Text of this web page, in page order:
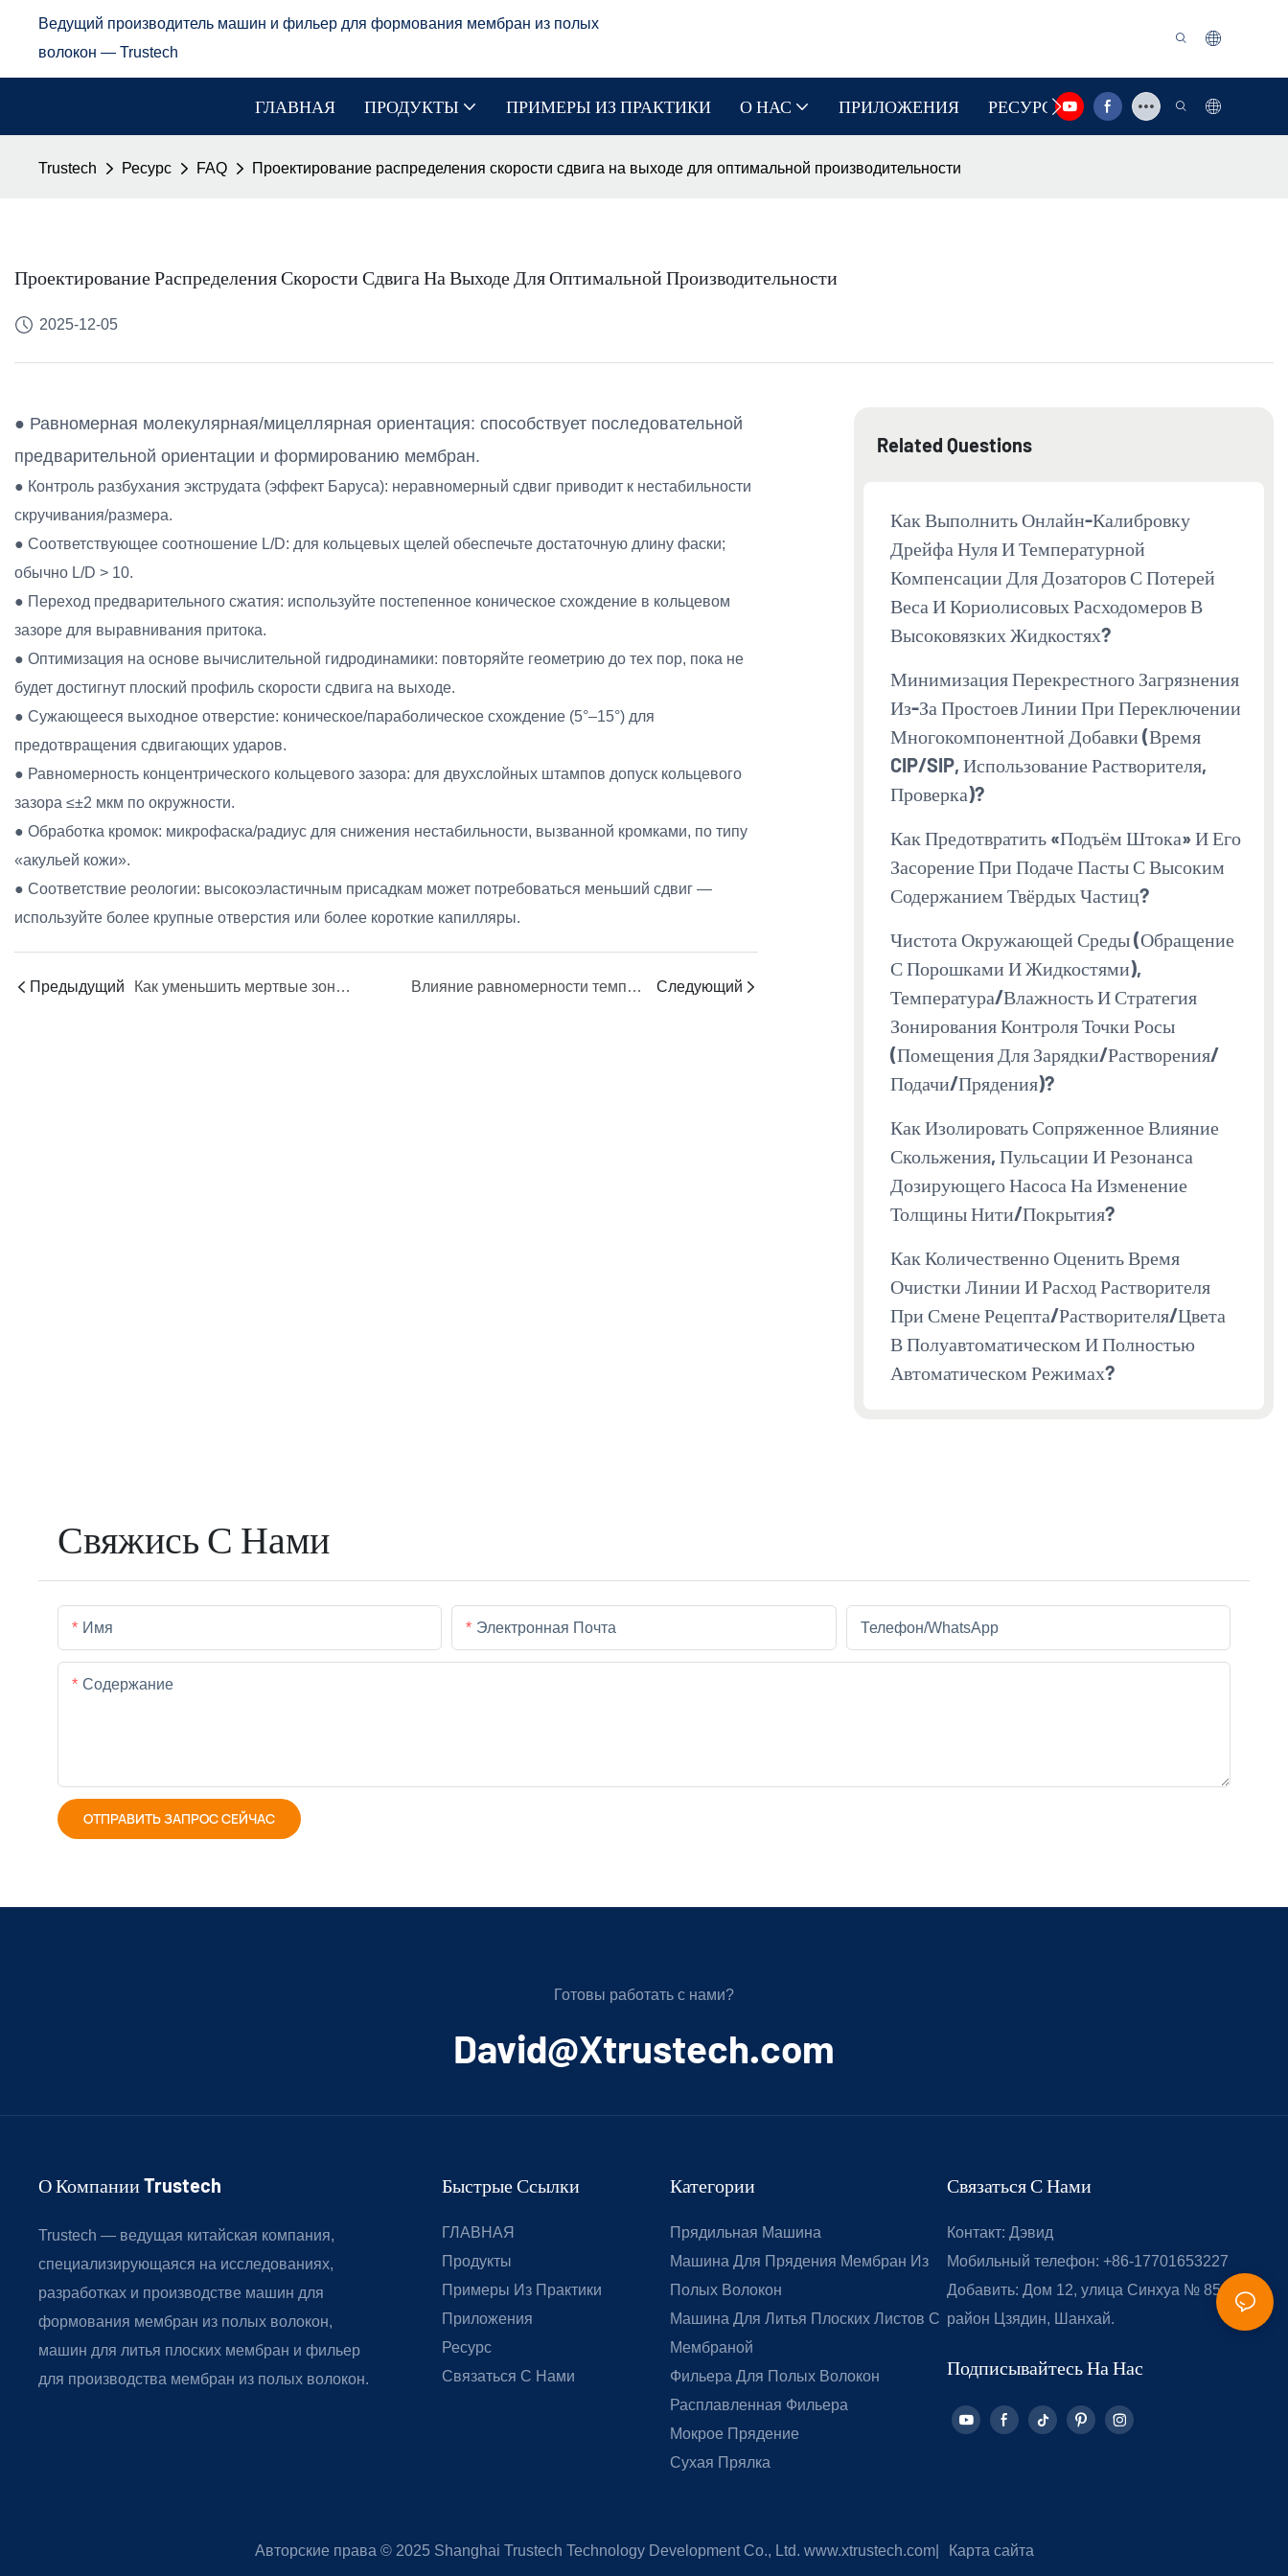
Ведущий производитель машин и фильер для формования мембран из полых
волокон — Trustech
ГЛАВНАЯ ПРОДУКТЫ ПРИМЕРЫ ИЗ ПРАКТИКИ О НАС ПРИЛОЖЕНИЯ РЕСУРС СВЯЗАТЬСЯ С НАМИ
Trustech Ресурс FAQ Проектирование распределения скорости сдвига на выходе для оптимальной производительности
Проектирование Распределения Скорости Сдвига На Выходе Для Оптимальной Производительности
2025-12-05
● Равномерная молекулярная/мицеллярная ориентация: способствует последовательной
предварительной ориентации и формированию мембран.
● Контроль разбухания экструдата (эффект Баруса): неравномерный сдвиг приводит к нестабильности
скручивания/размера.
● Соответствующее соотношение L/D: для кольцевых щелей обеспечьте достаточную длину фаски;
обычно L/D > 10.
● Переход предварительного сжатия: используйте постепенное коническое схождение в кольцевом
зазоре для выравнивания притока.
● Оптимизация на основе вычислительной гидродинамики: повторяйте геометрию до тех пор, пока не
будет достигнут плоский профиль скорости сдвига на выходе.
● Сужающееся выходное отверстие: коническое/параболическое схождение (5°–15°) для
предотвращения сдвигающих ударов.
● Равномерность концентрического кольцевого зазора: для двухслойных штампов допуск кольцевого
зазора ≤±2 мкм по окружности.
● Обработка кромок: микрофаска/радиус для снижения нестабильности, вызванной кромками, по типу
«акульей кожи».
● Соответствие реологии: высокоэластичным присадкам может потребоваться меньший сдвиг —
используйте более крупные отверстия или более короткие капилляры.
Предыдущий Как уменьшить мертвые зоны и заторы в распределительных коллекторах Влияние равномерности температуры на структуру пор/стенок Следующий
Related Questions
Как Выполнить Онлайн-Калибровку
Дрейфа Нуля И Температурной
Компенсации Для Дозаторов С Потерей
Веса И Кориолисовых Расходомеров В
Высоковязких Жидкостях?
Минимизация Перекрестного Загрязнения
Из-За Простоев Линии При Переключении
Многокомпонентной Добавки (время
CIP/SIP, Использование Растворителя,
Проверка)?
Как Предотвратить «подъём Штока» И Его
Засорение При Подаче Пасты С Высоким
Содержанием Твёрдых Частиц?
Чистота Окружающей Среды (обращение
С Порошками И Жидкостями),
Температура/влажность И Стратегия
Зонирования Контроля Точки Росы
(помещения Для Зарядки/растворения/
Подачи/прядения)?
Как Изолировать Сопряженное Влияние
Скольжения, Пульсации И Резонанса
Дозирующего Насоса На Изменение
Толщины Нити/покрытия?
Как Количественно Оценить Время
Очистки Линии И Расход Растворителя
При Смене Рецепта/растворителя/цвета
В Полуавтоматическом И Полностью
Автоматическом Режимах?
Свяжись С Нами
Имя Электронная Почта Телефон/WhatsApp
Содержание
ОТПРАВИТЬ ЗАПРОС СЕЙЧАС
Готовы работать с нами?
﻿David@Xtrustech.com
О Компании Trustech
Trustech — ведущая китайская компания,
специализирующаяся на исследованиях,
разработках и производстве машин для
формования мембран из полых волокон,
машин для литья плоских мембран и фильер
для производства мембран из полых волокон.
Быстрые Ссылки
ГЛАВНАЯ
Продукты
Примеры Из Практики
Приложения
Ресурс
Связаться С Нами
Категории
Прядильная Машина
Машина Для Прядения Мембран Из
Полых Волокон
Машина Для Литья Плоских Листов С
Мембраной
Фильера Для Полых Волокон
Расплавленная Фильера
Мокрое Прядение
Сухая Прялка
Связаться С Нами
Контакт: Дэвид
Мобильный телефон: +86-17701653227
Добавить: Дом 12, улица Синхуа № 851,
район Цзядин, Шанхай.
Подписывайтесь На Нас
Авторские права © 2025 Shanghai Trustech Technology Development Co., Ltd. www.xtrustech.com| Карта сайта